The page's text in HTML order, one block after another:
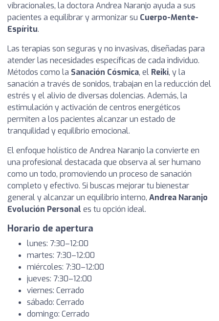
vibracionales, la doctora Andrea Naranjo ayuda a sus
pacientes a equilibrar y armonizar su Cuerpo-Mente-
Espíritu.
Las terapias son seguras y no invasivas, diseñadas para
atender las necesidades específicas de cada individuo.
Métodos como la Sanación Cósmica, el Reiki, y la
sanación a través de sonidos, trabajan en la reducción del
estrés y el alivio de diversas dolencias. Además, la
estimulación y activación de centros energéticos
permiten a los pacientes alcanzar un estado de
tranquilidad y equilibrio emocional.
El enfoque holístico de Andrea Naranjo la convierte en
una profesional destacada que observa al ser humano
como un todo, promoviendo un proceso de sanación
completo y efectivo. Si buscas mejorar tu bienestar
general y alcanzar un equilibrio interno, Andrea Naranjo
Evolución Personal es tu opción ideal.
Horario de apertura
lunes: 7:30–12:00
martes: 7:30–12:00
miércoles: 7:30–12:00
jueves: 7:30–12:00
viernes: Cerrado
sábado: Cerrado
domingo: Cerrado